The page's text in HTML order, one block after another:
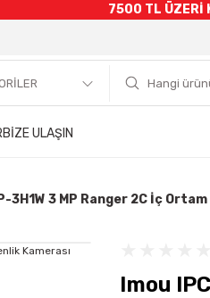
7500 TL ÜZERİ
BİZE ULAŞIN
3H1W 3 MP Ranger 2C İç
Imou